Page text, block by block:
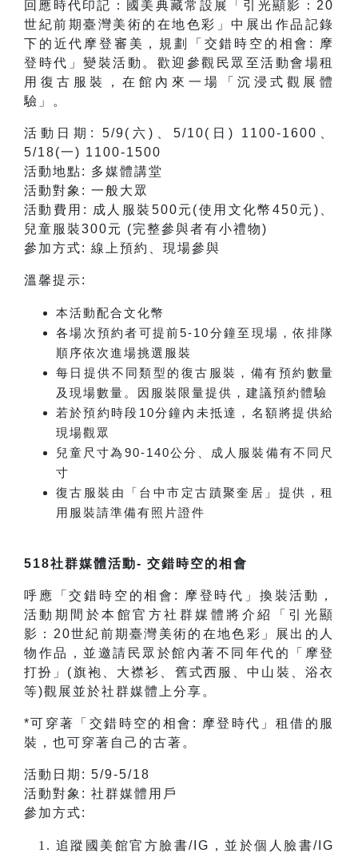
回應時代印記：國美典藏常設展「引光顯影：20
世紀前期臺灣美術的在地色彩」中展出作品記錄
下的近代摩登審美，規劃「交錯時空的相會: 摩
登時代」變裝活動。歡迎參觀民眾至活動會場租
用復古服裝，在館內來一場「沉浸式觀展體
驗」。
活動日期: 5/9(六)、5/10(日) 1100-1600、
5/18(一) 1100-1500
活動地點: 多媒體講堂
活動對象: 一般大眾
活動費用: 成人服裝500元(使用文化幣450元)、
兒童服裝300元 (完整參與者有小禮物)
參加方式: 線上預約、現場參與
溫馨提示:
本活動配合文化幣
各場次預約者可提前5-10分鐘至現場，依排隊
順序依次進場挑選服裝
每日提供不同類型的復古服裝，備有預約數量
及現場數量。因服裝限量提供，建議預約體驗
若於預約時段10分鐘內未抵達，名額將提供給
現場觀眾
兒童尺寸為90-140公分、成人服裝備有不同尺
寸
復古服裝由「台中市定古蹟聚奎居」提供，租
用服裝請準備有照片證件
518社群媒體活動- 交錯時空的相會
呼應「交錯時空的相會: 摩登時代」換裝活動，
活動期間於本館官方社群媒體將介紹「引光顯
影：20世紀前期臺灣美術的在地色彩」展出的人
物作品，並邀請民眾於館內著不同年代的「摩登
打扮」(旗袍、大襟衫、舊式西服、中山裝、浴衣
等)觀展並於社群媒體上分享。
*可穿著「交錯時空的相會: 摩登時代」租借的服
裝，也可穿著自己的古著。
活動日期: 5/9-5/18
活動對象: 社群媒體用戶
參加方式:
追蹤國美館官方臉書/IG，並於個人臉書/IG